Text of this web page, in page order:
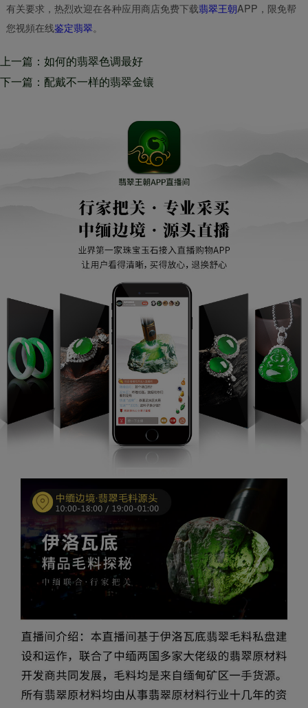
有关要求，热烈欢迎在各种应用商店免费下载翡翠王朝APP，限免帮
您视頻在线鉴定翡翠。
上一篇：如何的翡翠色调最好
看？如何看翡翠的色调挑翡翠？
下一篇：配戴不一样的翡翠金镶